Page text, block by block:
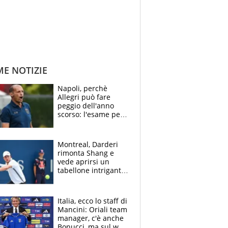
NOTIZIE
Napoli, perchè
Allegri può fare
peggio dell'anno
scorso: l'esame per
Monopoly
Montreal, Darderi
rimonta Shang e
vede aprirsi un
tabellone intrigante:
felice del mio livello"
Italia, ecco lo staff di
Mancini: Oriali team
manager, c'è anche